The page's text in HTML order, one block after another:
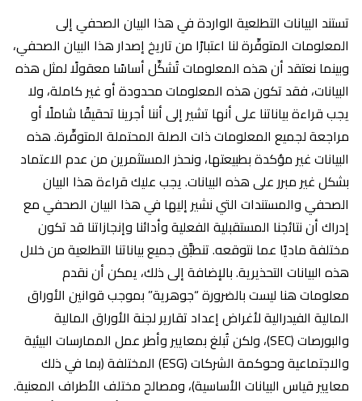
تستند البيانات التطلعية الواردة في هذا البيان الصحفي إلى
المعلومات المتوفِّرة لنا اعتبارًا من تاريخ إصدار هذا البيان الصحفي،
وبينما نعتقد أن هذه المعلومات تُشكِّل أساسًا معقولًا لمثل هذه
البيانات، فقد تكون هذه المعلومات محدودة أو غير كاملة، ولا
يجب قراءة بياناتنا على أنها تشير إلى أننا أجرينا تحقيقًا شاملًا أو
مراجعة لجميع المعلومات ذات الصلة المحتملة المتوفِّرة. هذه
البيانات غير مؤكدة بطبيعتها، ونحذر المستثمرين من عدم الاعتماد
بشكل غير مبرر على هذه البيانات. يجب عليك قراءة هذا البيان
الصحفي والمستندات التي نشير إليها في هذا البيان الصحفي مع
إدراك أن نتائجنا المستقبلية الفعلية وأدائنا وإنجازاتنا قد تكون
مختلفة ماديًا عما نتوقعه. تنطبَّق جميع بياناتنا التطلعية من خلال
هذه البيانات التحذيرية. بالإضافة إلى ذلك، يمكن أن نقدم
معلومات هنا ليست بالضرورة “جوهرية” بموجب قوانين الأوراق
المالية الفيدرالية لأغراض إعداد تقارير لجنة الأوراق المالية
والبورصات (SEC)، ولكن تُبلغ بمعايير وأطر عمل الممارسات البيئية
والاجتماعية وحوكمة الشركات (ESG) المختلفة (بما في ذلك
معايير قياس البيانات الأساسية)، ومصالح مختلف الأطراف المعنية.